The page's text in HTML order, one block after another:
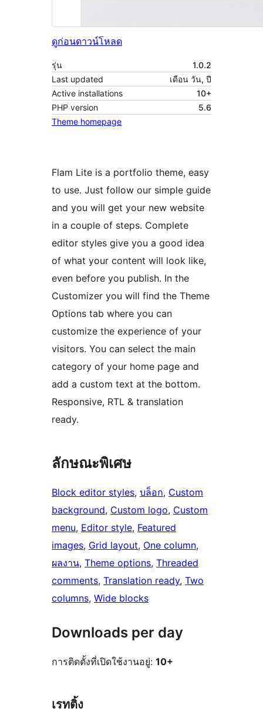
ดูก่อนดาวน์โหลด
รุ่น
1.0.2
Last updated
เดือน วัน, ปี
Active installations
10+
PHP version
5.6
Theme homepage
Flam Lite is a portfolio theme, easy
to use. Just follow our simple guide
and you will get your new website
in a couple of steps. Complete
editor styles give you a good idea
of what your content will look like,
even before you publish. In the
Customizer you will find the Theme
Options tab where you can
customize the experience of your
visitors. You can select the main
category of your home page and
add a custom text at the bottom.
Responsive, RTL & translation
ready.
ลักษณะพิเศษ
Block editor styles, บล็อก, Custom
background, Custom logo, Custom
menu, Editor style, Featured
images, Grid layout, One column
ผลงาน, Theme options, Threaded
comments, Translation ready, Two
columns, Wide blocks
Downloads per day
การติดตั้งที่เปิดใช้งานอยู่: 10+
เรทติ้ง